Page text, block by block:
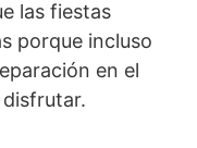
las fiestas
porque incluso
en el